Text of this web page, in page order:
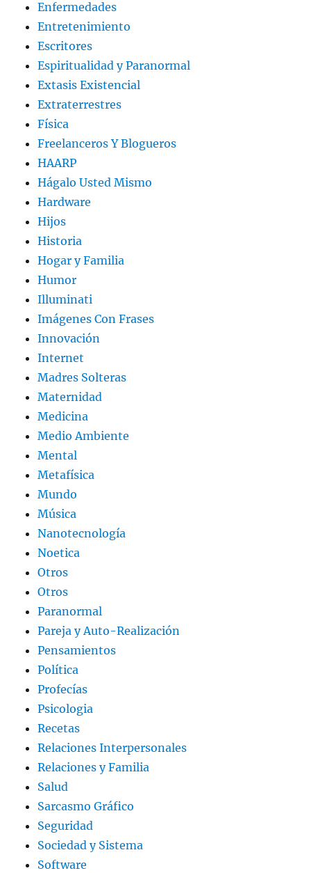
Enfermedades
Entretenimiento
Escritores
Espiritualidad y Paranormal
Extasis Existencial
Extraterrestres
Física
Freelanceros Y Blogueros
HAARP
Hágalo Usted Mismo
Hardware
Hijos
Historia
Hogar y Familia
Humor
Illuminati
Imágenes Con Frases
Innovación
Internet
Madres Solteras
Maternidad
Medicina
Medio Ambiente
Mental
Metafísica
Mundo
Música
Nanotecnología
Noetica
Otros
Otros
Paranormal
Pareja y Auto-Realización
Pensamientos
Política
Profecías
Psicologia
Recetas
Relaciones Interpersonales
Relaciones y Familia
Salud
Sarcasmo Gráfico
Seguridad
Sociedad y Sistema
Software